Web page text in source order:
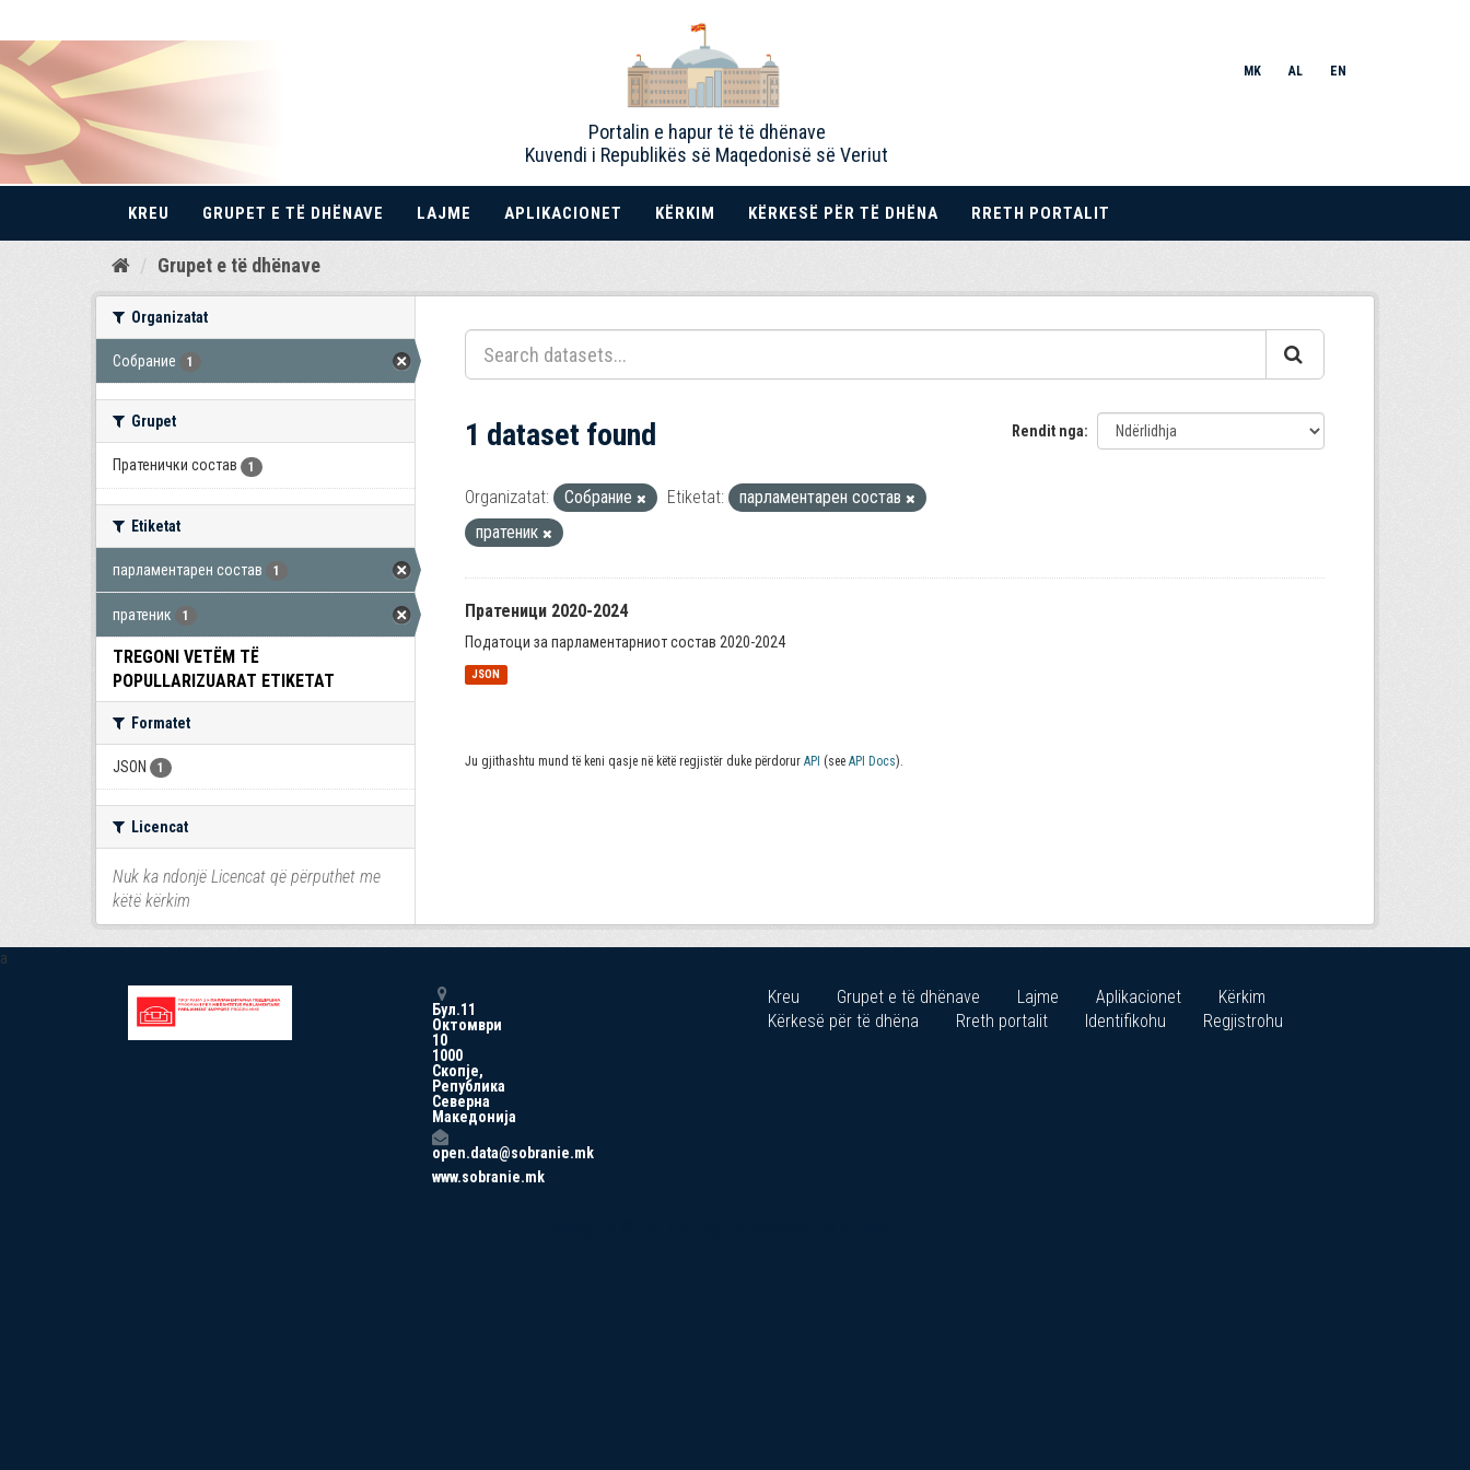
Kalo
Portalin e hapur të të dhënave
Kuvendi i Republikës së Maqedonisë së Veriut
MK AL EN
KREU GRUPET E TË DHËNAVE LAJME APLIKACIONET KËRKIM KËRKESË PËR TË DHËNA RRETH PORTALIT
Grupet e të dhënave
Organizatat
Собрание 1
Grupet
Пратенички состав 1
Etiketat
парламентарен состав 1
пратеник 1
TREGONI VETËM TË
POPULLARIZUARAT ETIKETAT
Formatet
JSON 1
Licencat
Nuk ka ndonjë Licencat që përputhet me
këtë kërkim
Rendit nga
1 dataset found
Organizatat: Собрание Etiketat:
парламентарен состав
пратеник
Пратеници 2020-2024
Податоци за парламентарниот состав 2020-2024
JSON
Ju gjithashtu mund të keni qasje në këtë regjistër duke përdorur API (see API Docs).
a
Бул.11
Октомври
10
1000
Скопје,
Република
Северна
Македонија
open.data@sobranie.mk
www.sobranie.mk
Kreu Grupet e të dhënave Lajme Aplikacionet
Kërkim
Kërkesë për të dhëna
Rreth portalit Identifikohu Regjistrohu